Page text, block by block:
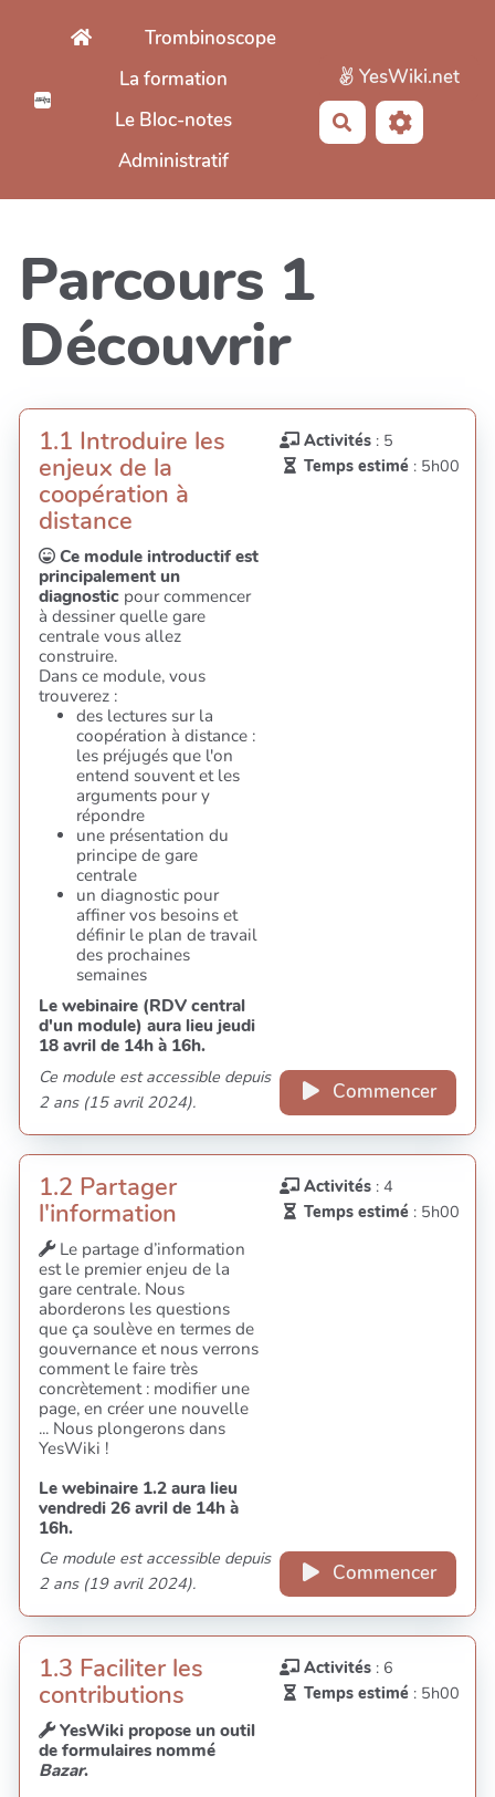
Aller au contenu principal
Trombinoscope
La formation
Le Bloc-notes
Administratif
YesWiki.net
Rechercher
Parcours 1
Découvrir
1.1 Introduire les
enjeux de la
coopération à
distance
Ce module introductif est
principalement un
diagnostic pour commencer
à dessiner quelle gare
centrale vous allez
construire.
Dans ce module, vous
trouverez :
des lectures sur la
coopération à distance :
les préjugés que l'on
entend souvent et les
arguments pour y
répondre
une présentation du
principe de gare
centrale
un diagnostic pour
affiner vos besoins et
définir le plan de travail
des prochaines
semaines
Le webinaire (RDV central
d'un module) aura lieu jeudi
18 avril de 14h à 16h.
Ce module est accessible depuis
2 ans (15 avril 2024).
Activités : 5
Temps estimé : 5h00
Commencer
1.2 Partager
l'information
Le partage d’information
est le premier enjeu de la
gare centrale. Nous
aborderons les questions
que ça soulève en termes de
gouvernance et nous verrons
comment le faire très
concrètement : modifier une
page, en créer une nouvelle
... Nous plongerons dans
YesWiki !
Le webinaire 1.2 aura lieu
vendredi 26 avril de 14h à
16h.
Ce module est accessible depuis
2 ans (19 avril 2024).
Activités : 4
Temps estimé : 5h00
Commencer
1.3 Faciliter les
contributions
YesWiki propose un outil
de formulaires nommé
Bazar.
Activités : 6
Temps estimé : 5h00